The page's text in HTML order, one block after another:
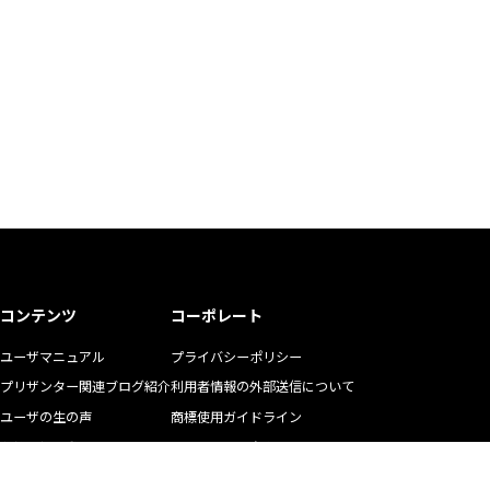
コンテンツ
ユーザマニュアル
プリザンター関連ブログ紹介
ユーザの生の声
お悩み解決動画
コーポレート
プライバシーポリシー
利用者情報の外部送信について
商標使用ガイドライン
マニュアル二次利用ガイドライン